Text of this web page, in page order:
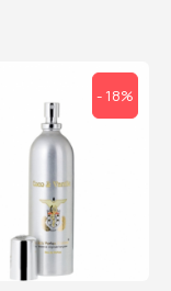
- 18%